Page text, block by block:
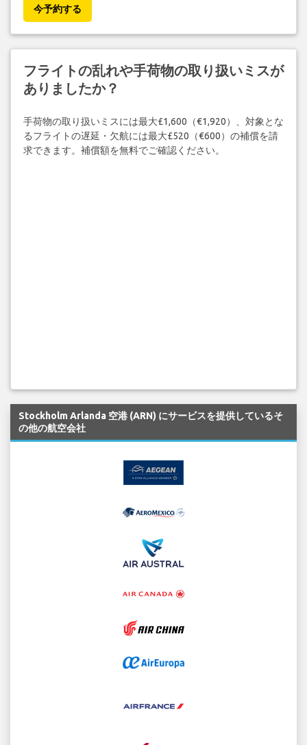
今予約する
フライトの乱れや手荷物の取り扱いミスが
ありましたか？
手荷物の取り扱いミスには最大£1,600（€1,920）、対象とな
るフライトの遅延・欠航には最大£520（€600）の補償を請
求できます。補償額を無料でご確認ください。
Stockholm Arlanda 空港 (ARN) にサービスを提供しているそ
の他の航空会社